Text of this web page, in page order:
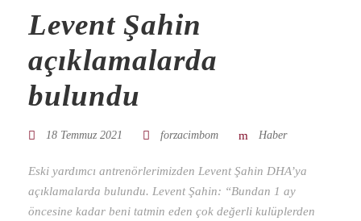
Levent Şahin
açıklamalarda
bulundu
18 Temmuz 2021 forzacimbom Haber
Eski yardımcı antrenörlerimizden Levent Şahin DHA’ya
açıklamalarda bulundu. Levent Şahin: “Bundan 1 ay
öncesine kadar beni tatmin eden çok değerli kulüplerden